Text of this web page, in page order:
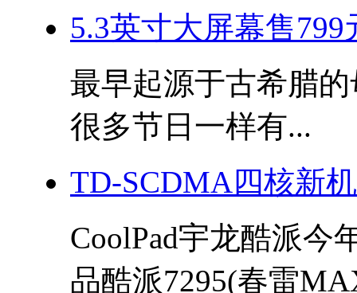
5.3英寸大屏幕售
最早起源于古希腊
很多节日一样有...
TD-SCDMA四核新
CoolPad宇龙酷派今
品酷派7295(春雷